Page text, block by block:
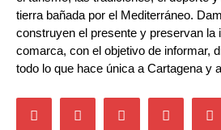
tierra bañada por el Mediterráneo.
construyen el presente y preservan la
comarca, con el objetivo de informar,
todo lo que hace única a Cartagena y